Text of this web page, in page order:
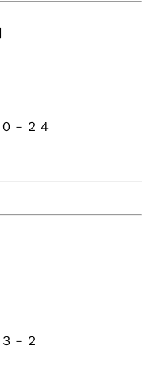
－２４
－２